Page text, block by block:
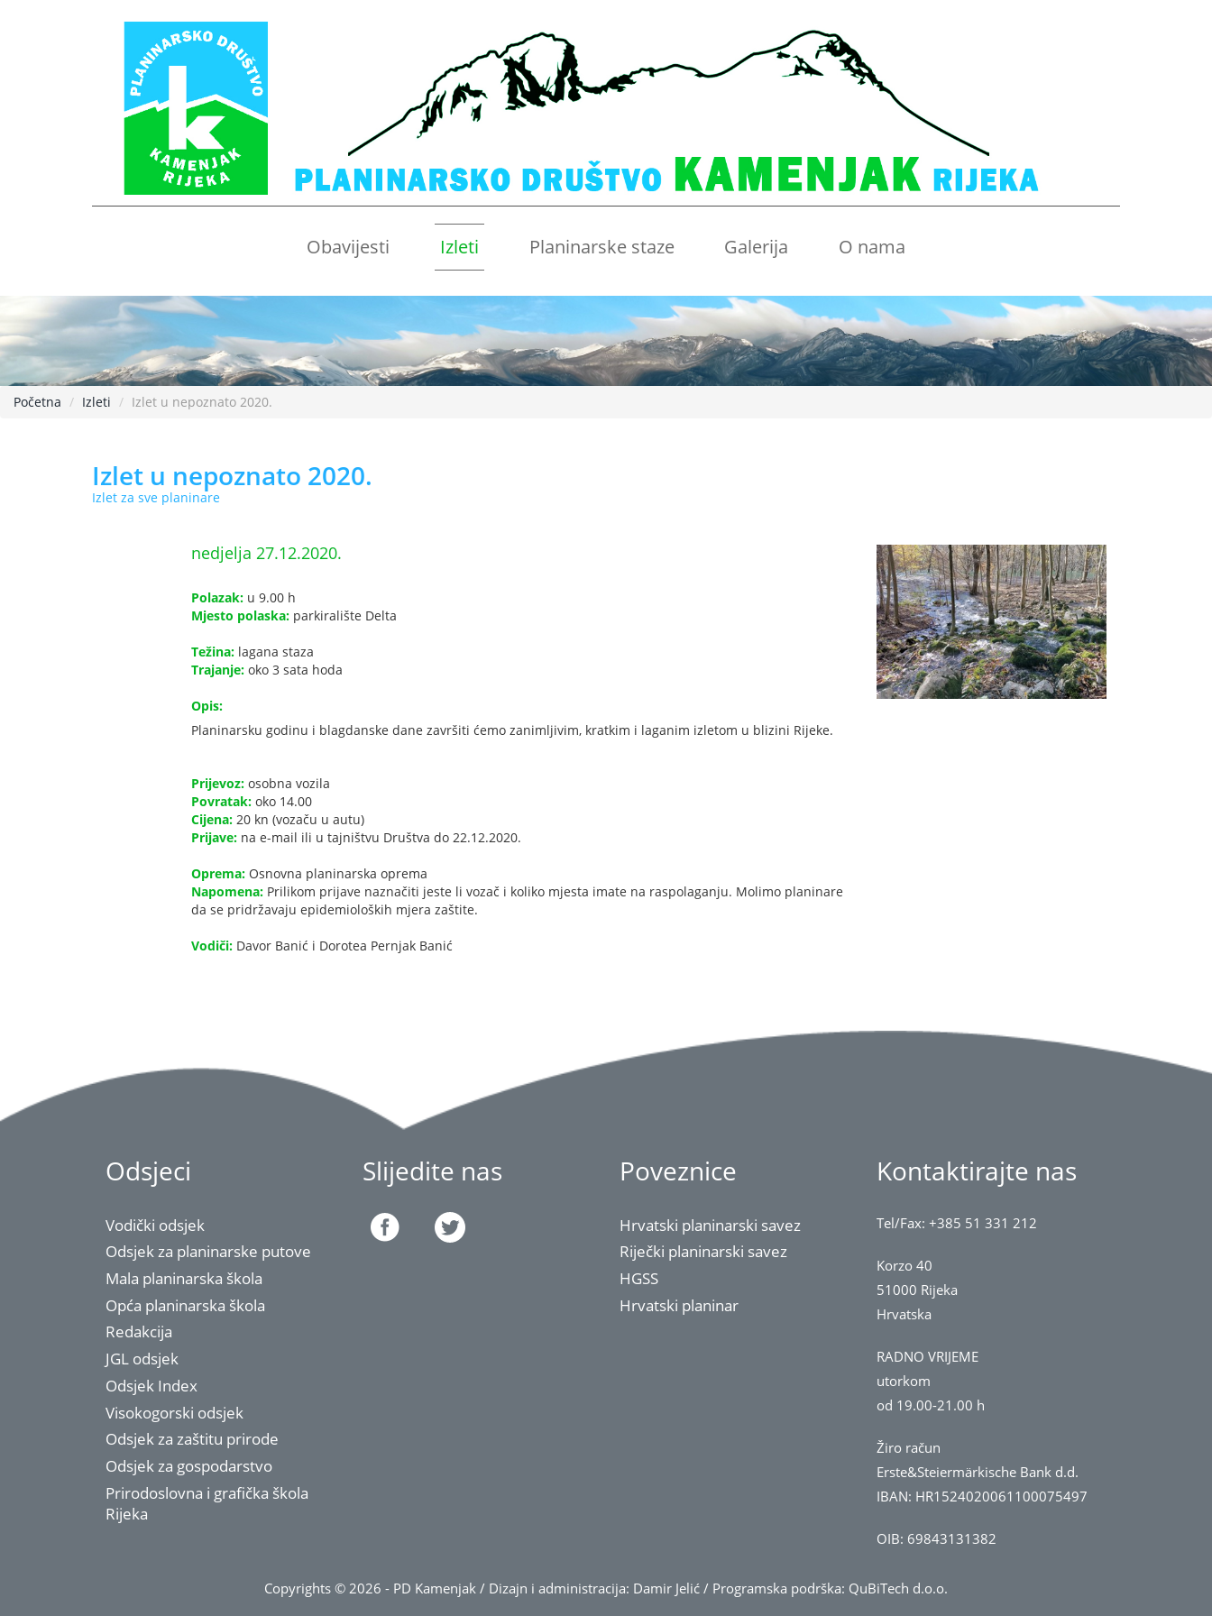
Obavijesti Izleti Planinarske staze Galerija O nama
Početna Izleti Izlet u nepoznato 2020.
Izlet u nepoznato 2020.
Izlet za sve planinare
nedjelja 27.12.2020.
Polazak: u 9.00 h
Mjesto polaska: parkiralište Delta
Težina: lagana staza
Trajanje: oko 3 sata hoda
Opis:
Planinarsku godinu i blagdanske dane završiti ćemo zanimljivim, kratkim i laganim izletom u blizini Rijeke.
Prijevoz: osobna vozila
Povratak: oko 14.00
Cijena: 20 kn (vozaču u autu)
Prijave: na e-mail ili u tajništvu Društva do 22.12.2020.
Oprema: Osnovna planinarska oprema
Napomena: Prilikom prijave naznačiti jeste li vozač i koliko mjesta imate na raspolaganju. Molimo planinare
da se pridržavaju epidemioloških mjera zaštite.
Vodiči: Davor Banić i Dorotea Pernjak Banić
Odsjeci
Vodički odsjek
Odsjek za planinarske putove
Mala planinarska škola
Opća planinarska škola
Redakcija
JGL odsjek
Odsjek Index
Visokogorski odsjek
Odsjek za zaštitu prirode
Odsjek za gospodarstvo
Prirodoslovna i grafička škola
Rijeka
Slijedite nas Poveznice
Hrvatski planinarski savez
Riječki planinarski savez
HGSS
Hrvatski planinar
Kontaktirajte nas
Tel/Fax: +385 51 331 212
Korzo 40
51000 Rijeka
Hrvatska
RADNO VRIJEME
utorkom
od 19.00-21.00 h
Žiro račun
Erste&Steiermärkische Bank d.d.
IBAN: HR1524020061100075497
OIB: 69843131382
Copyrights © 2026 - PD Kamenjak / Dizajn i administracija: Damir Jelić / Programska podrška: QuBiTech d.o.o.